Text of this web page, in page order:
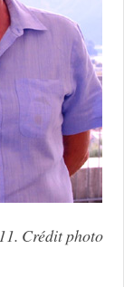
Crédit photo